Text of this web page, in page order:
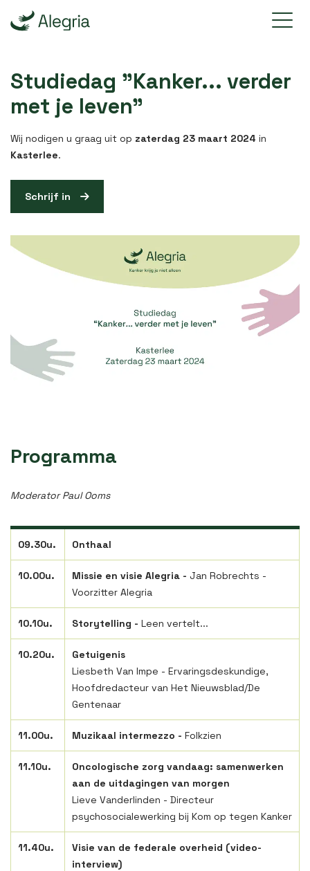
Studiedag "Kanker... verder
met je leven"
Wij nodigen u graag uit op zaterdag 23 maart 2024 in
Kasterlee.
Schrijf in
Programma
Moderator Paul Ooms
09.30u. Onthaal
10.00u. Missie en visie Alegria - Jan Robrechts -
Voorzitter Alegria
10.10u. Storytelling - Leen vertelt...
10.20u.
Getuigenis
Liesbeth Van Impe - Ervaringsdeskundige,
Hoofdredacteur van Het Nieuwsblad/De
Gentenaar
11.00u. Muzikaal intermezzo - Folkzien
11.10u.
Oncologische zorg vandaag: samenwerken
aan de uitdagingen van morgen
Lieve Vanderlinden - Directeur
psychosocialewerking bij Kom op tegen Kanker
11.40u.
Visie van de federale overheid (video-
interview)